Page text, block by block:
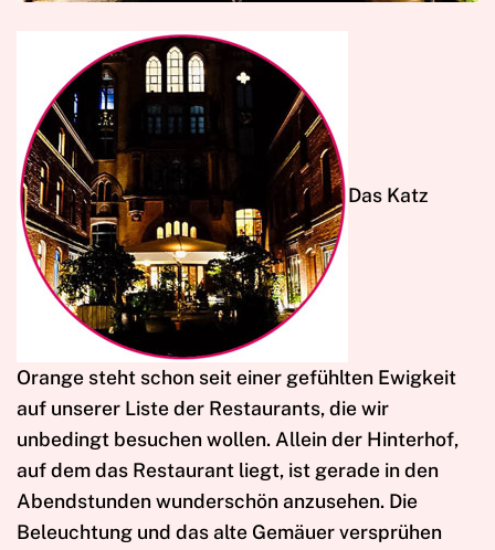
Das Katz
Orange steht schon seit einer gefühlten Ewigkeit
auf unserer Liste der Restaurants, die wir
unbedingt besuchen wollen. Allein der Hinterhof,
auf dem das Restaurant liegt, ist gerade in den
Abendstunden wunderschön anzusehen. Die
Beleuchtung und das alte Gemäuer versprühen